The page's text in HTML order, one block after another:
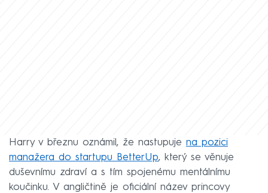
Harry v březnu oznámil, že nastupuje na pozici
manažera do startupu BetterUp, který se věnuje
duševnímu zdraví a s tím spojenému mentálnímu
koučinku. V angličtině je oficiální název princovy